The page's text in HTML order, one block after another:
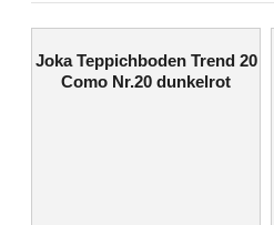
Joka Teppichboden Trend 20
Como Nr.20 dunkelrot